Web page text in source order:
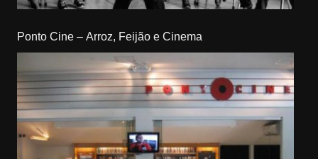
Ponto Cine – Arroz, Feijão e Cinema